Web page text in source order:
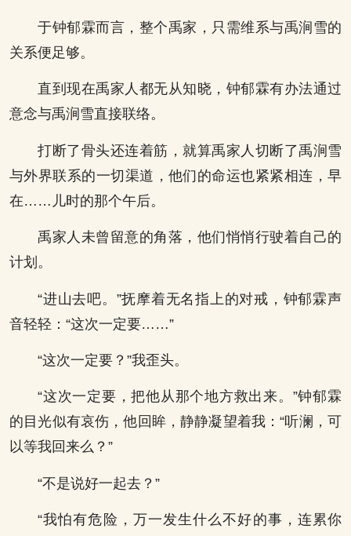
于钟郁霖而言，整个禹家，只需维系与禹涧雪的
关系便足够。
直到现在禹家人都无从知晓，钟郁霖有办法通过
意念与禹涧雪直接联络。
打断了骨头还连着筋，就算禹家人切断了禹涧雪
与外界联系的一切渠道，他们的命运也紧紧相连，早
在……儿时的那个午后。
禹家人未曾留意的角落，他们悄悄行驶着自己的
计划。
“进山去吧。”抚摩着无名指上的对戒，钟郁霖声
音轻轻：“这次一定要……”
“这次一定要？”我歪头。
“这次一定要，把他从那个地方救出来。”钟郁霖
的目光似有哀伤，他回眸，静静凝望着我：“听澜，可
以等我回来么？”
“不是说好一起去？”
“我怕有危险，万一发生什么不好的事，连累你